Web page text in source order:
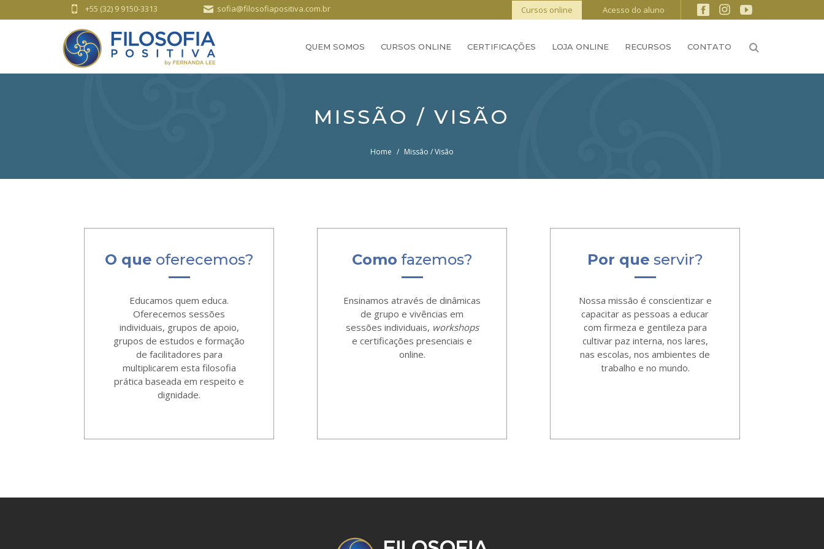
+55 (32) 9 9150-3313 sofia@filosofiapositiva.com.br Cursos online Acesso do aluno
QUEM SOMOS CURSOS ONLINE CERTIFICAÇÕES LOJA ONLINE RECURSOS CONTATO
MISSÃO / VISÃO
Home / Missão / Visão
O que oferecemos?
Educamos quem educa.
Oferecemos sessões
individuais, grupos de apoio,
grupos de estudos e formação
de facilitadores para
multiplicarem esta filosofia
prática baseada em respeito e
dignidade.
Como fazemos?
Ensinamos através de dinâmicas
de grupo e vivências em
sessões individuais, workshops
e certificações presenciais e
online.
Por que servir?
Nossa missão é conscientizar e
capacitar as pessoas a educar
com firmeza e gentileza para
cultivar paz interna, nos lares,
nas escolas, nos ambientes de
trabalho e no mundo.